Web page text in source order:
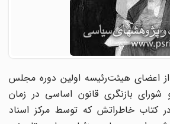
از اعضای هیئت‌رئیسه اولین دوره مجلس
بازنگری قانون اساسی در زمان
کتاب خاطراتش که توسط مرکز اسناد